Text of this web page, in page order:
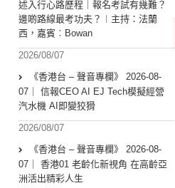
述入行心路歷程｜報名考試有幾難？
邊啲路線最考功夫？︱主持：法蘭
西，嘉賓︰Bowan
2026/08/07
《香港台 – 聲音專欄》 2026-08-
07｜ 信報CEO AI EJ Tech模擬經營
汽水機 AI即變狡猾
2026/08/07
《香港台 – 聲音專欄》 2026-08-
07｜ 香港01 老齡化新視角 在高齡亞
洲活出精彩人生